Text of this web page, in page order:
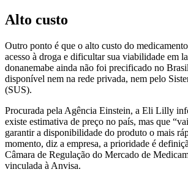
Alto custo
Outro ponto é que o alto custo do
acesso à droga e dificultar sua viabilidade em
donanemabe ainda não foi precificado no
disponível nem na rede privada, nem pelo
(SUS).
Procurada pela Agência Einstein, a Eli Lilly
existe estimativa de preço no país, mas que
garantir a disponibilidade do produto o mais
momento, diz a empresa, a prioridade é
Câmara de Regulação do Mercado de
vinculada à Anvisa.